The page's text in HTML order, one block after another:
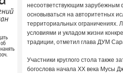
несоответствующим зарубежным
основываться на авторитетных
территориальных ограничениях.
условиями и укладом жизни
традиции, отметил глава ДУМ
Участники круглого стола также
богослова начала XX века Мусы